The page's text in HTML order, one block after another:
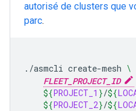
autorisé de clusters que
parc.
./asmcli create-mesh \
FLEET_PROJECT_ID
${PROJECT_1 }/${
${PROJECT_2}/${